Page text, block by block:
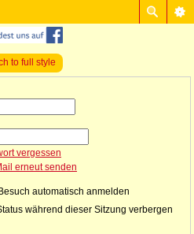
to full style
vergessen
erneut senden
automatisch anmelden
während dieser Sitzung verbergen